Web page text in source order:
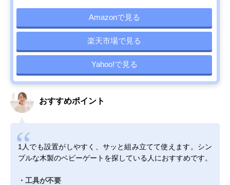
Amazonで見る
楽天市場で見る
Yahoo!で見る
おすすめポイント
1人でも設置がしやすく、サッと組み立てて使えます。シン
プルな木製のベビーゲートを探している人におすすめです。
・工具が不要